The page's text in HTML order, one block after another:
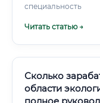
специальность
магистратура 2 года) Практика в лаборатории во
Пройти
биоинформатика и т.д.) Получить
Читать статью →
Сколько
области